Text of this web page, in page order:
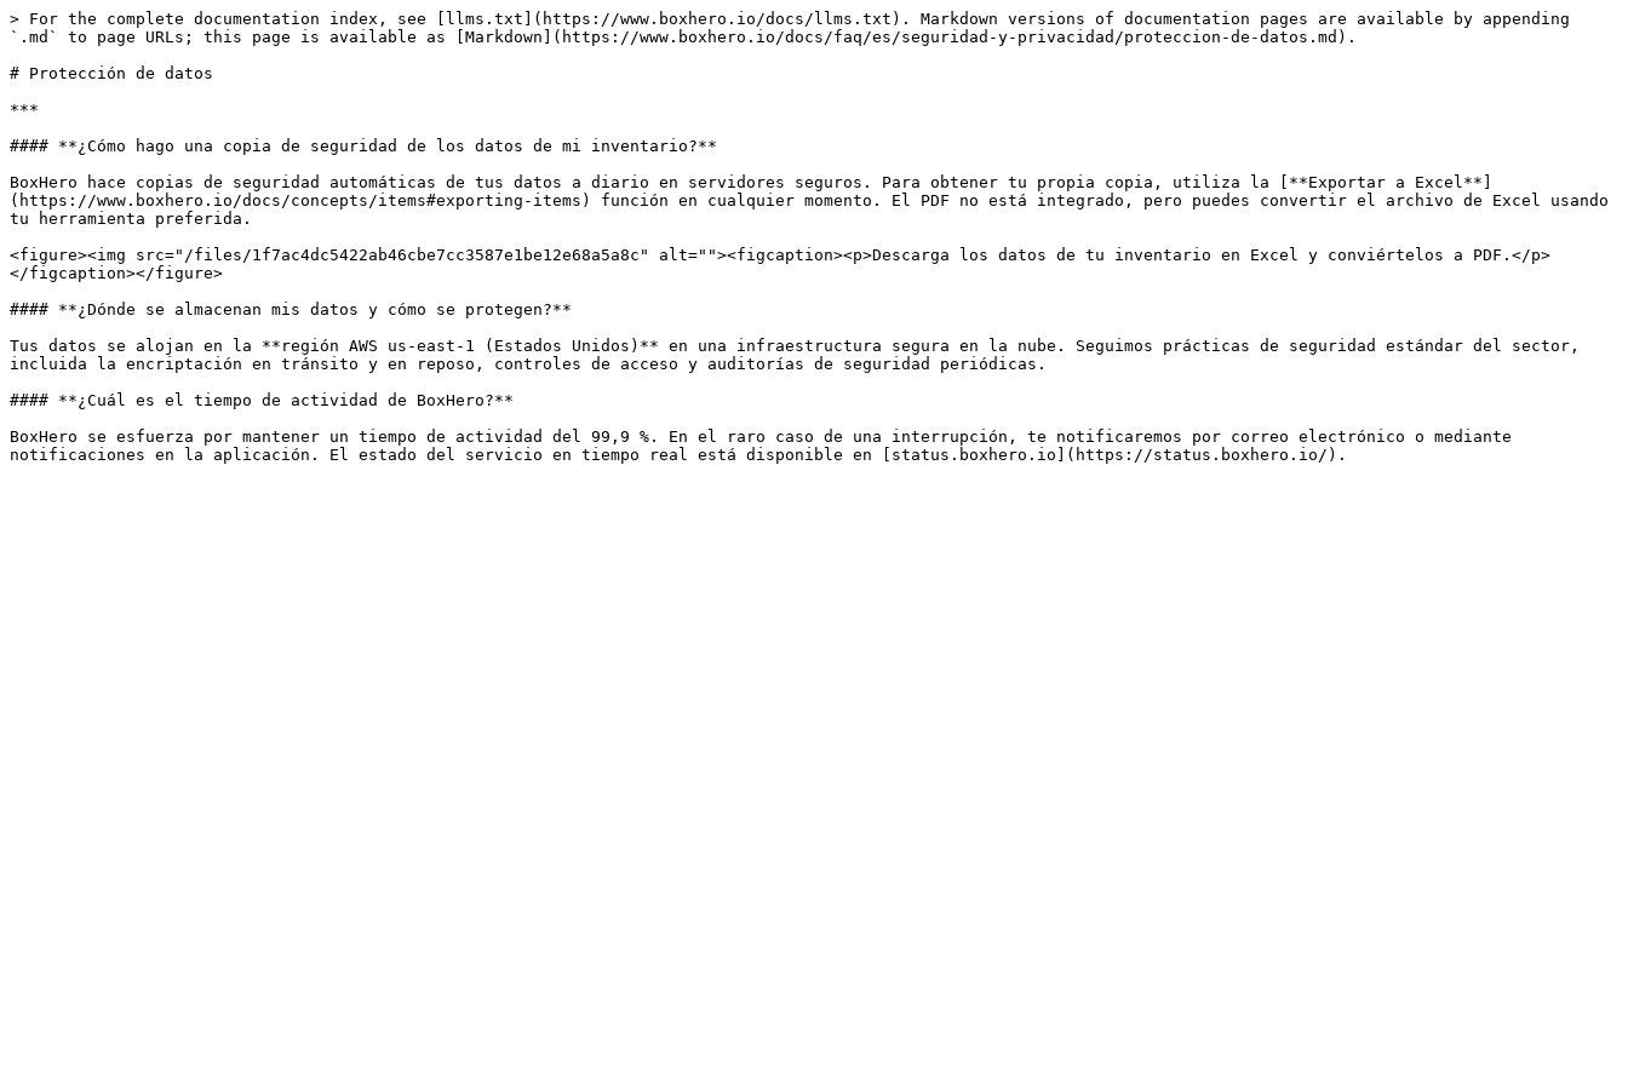
> For the complete documentation index, see [llms.txt](https://www.boxhero.io/docs/llms.txt). Markdown versions of documentation pages are available by appending
`.md` to page URLs; this page is available as [Markdown](https://www.boxhero.io/docs/faq/es/seguridad-y-privacidad/proteccion-de-datos.md).
# Protección de datos
***
#### **¿Cómo hago una copia de seguridad de los datos de mi inventario?**
BoxHero hace copias de seguridad automáticas de tus datos a diario en servidores seguros. Para obtener tu propia copia, utiliza la [**Exportar a Excel**]
(https://www.boxhero.io/docs/concepts/items#exporting-items) función en cualquier momento. El PDF no está integrado, pero puedes convertir el archivo de Excel usando
tu herramienta preferida.
<figure><img src="/files/1f7ac4dc5422ab46cbe7cc3587e1be12e68a5a8c" alt=""><figcaption><p>Descarga los datos de tu inventario en Excel y conviértelos a PDF.</p>
</figcaption></figure>
#### **¿Dónde se almacenan mis datos y cómo se protegen?**
Tus datos se alojan en la **región AWS us-east-1 (Estados Unidos)** en una infraestructura segura en la nube. Seguimos prácticas de seguridad estándar del sector,
incluida la encriptación en tránsito y en reposo, controles de acceso y auditorías de seguridad periódicas.
#### **¿Cuál es el tiempo de actividad de BoxHero?**
BoxHero se esfuerza por mantener un tiempo de actividad del 99,9 %. En el raro caso de una interrupción, te notificaremos por correo electrónico o mediante